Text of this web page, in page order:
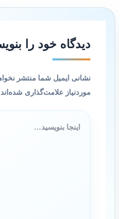
دیدگاه‌ خود را
نشانی ایمیل شما منتشر
موردنیاز علامت‌گذاری شده‌اند*
اینجا
بنویسید…